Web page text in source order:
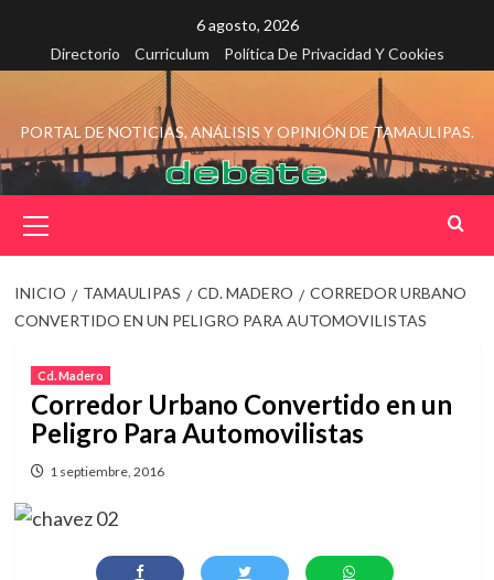
contenido
6 agosto, 2026
Directorio
Curriculum Política De Privacidad Y Cookies
PORTAL DE NOTICIAS, ANÁLISIS Y OPINIÓN DE TAMAULIPAS.
principal
INICIO TAMAULIPAS CD. MADERO
CORREDOR URBANO
CONVERTIDO EN UN PELIGRO PARA AUTOMOVILISTAS
Cd. Madero
Corredor Urbano Convertido en un
Peligro Para Automovilistas
1 septiembre, 2016